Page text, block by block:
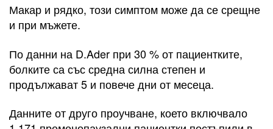
Макар и рядко, този симптом може да се срещне
и при мъжете.
По данни на D.Ader при 30 % от пациентките,
болките са със средна силна степен и
продължават 5 и повече дни от месеца.
Данните от друго проучване, което включвало